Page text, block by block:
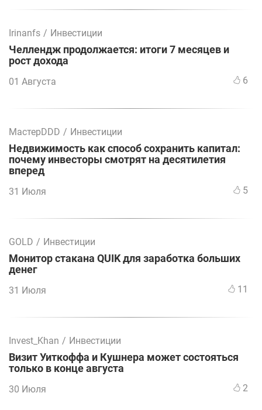
Irinanfs / Инвестиции
Челлендж продолжается: итоги 7 месяцев и
рост дохода
01 Августа 6
МастерDDD / Инвестиции
Недвижимость как способ сохранить капитал:
почему инвесторы смотрят на десятилетия
вперед
31 Июля 5
GOLD / Инвестиции
Монитор стакана QUIK для заработка больших
денег
31 Июля 11
Invest_Khan / Инвестиции
Визит Уиткоффа и Кушнера может состояться
только в конце августа
30 Июля 2